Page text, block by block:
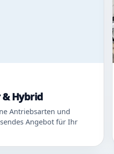
& Hybrid
Antriebsarten und
Angebot für Ihr